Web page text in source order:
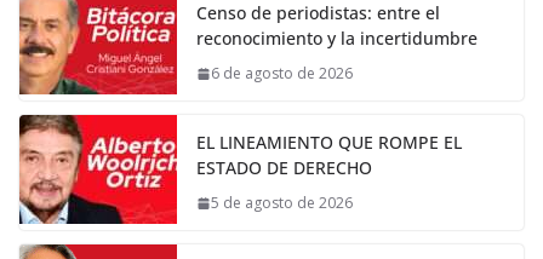
Censo de periodistas: entre el
reconocimiento y la incertidumbre
6 de agosto de 2026
EL LINEAMIENTO QUE ROMPE EL
ESTADO DE DERECHO
5 de agosto de 2026